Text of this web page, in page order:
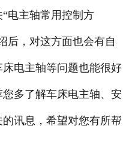
电主轴常用控制方
后，对这方面也会有自
电主轴等问题也能很好
多了解车床电主轴、安
讯息，希望对您有所帮